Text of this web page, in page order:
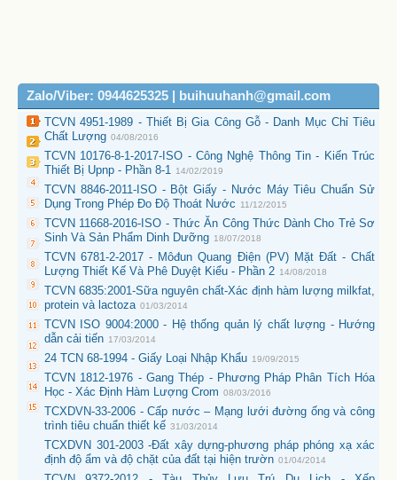
Zalo/Viber: 0944625325 | buihuuhanh@gmail.com
TCVN 4951-1989 - Thiết Bị Gia Công Gỗ - Danh Mục Chỉ Tiêu
Chất Lượng 04/08/2016
TCVN 10176-8-1-2017-ISO - Công Nghệ Thông Tin - Kiến Trúc
Thiết Bị Upnp - Phần 8-1
14/02/2019
TCVN 8846-2011-ISO - Bột Giấy - Nước Máy Tiêu Chuẩn Sử
Dụng Trong Phép Đo Độ Thoát Nước
11/12/2015
TCVN 11668-2016-ISO - Thức Ăn Công Thức Dành Cho Trẻ Sơ
Sinh Và Sản Phẩm Dinh Dưỡng 18/07/2018
TCVN 6781-2-2017 - Môđun Quang Điện (PV) Mặt Đất - Chất
Lượng Thiết Kế Và Phê Duyệt Kiểu - Phần 2 14/08/2018
TCVN 6835:2001-Sữa nguyên chất-Xác định hàm lượng milkfat,
protein và lactoza 01/03/2014
TCVN ISO 9004:2000 - Hệ thống quản lý chất lượng - Hướng
dẫn cải tiến 17/03/2014
24 TCN 68-1994 - Giấy Loại Nhập Khẩu 19/09/2015
TCVN 1812-1976 - Gang Thép - Phương Pháp Phân Tích Hóa
Học - Xác Định Hàm Lượng Crom 08/03/2016
TCXDVN-33-2006 - Cấp nước – Mạng lưới đường ống và công
trình tiêu chuẩn thiết kế 31/03/2014
TCXDVN 301-2003 -Đất xây dựng-phương pháp phóng xạ xác
định độ ẩm và độ chặt của đất tại hiện trườn 01/04/2014